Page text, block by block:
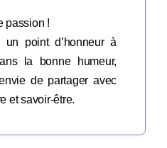
passion !
un point d’honneur à
la bonne humeur,
de partager avec
et savoir-être.